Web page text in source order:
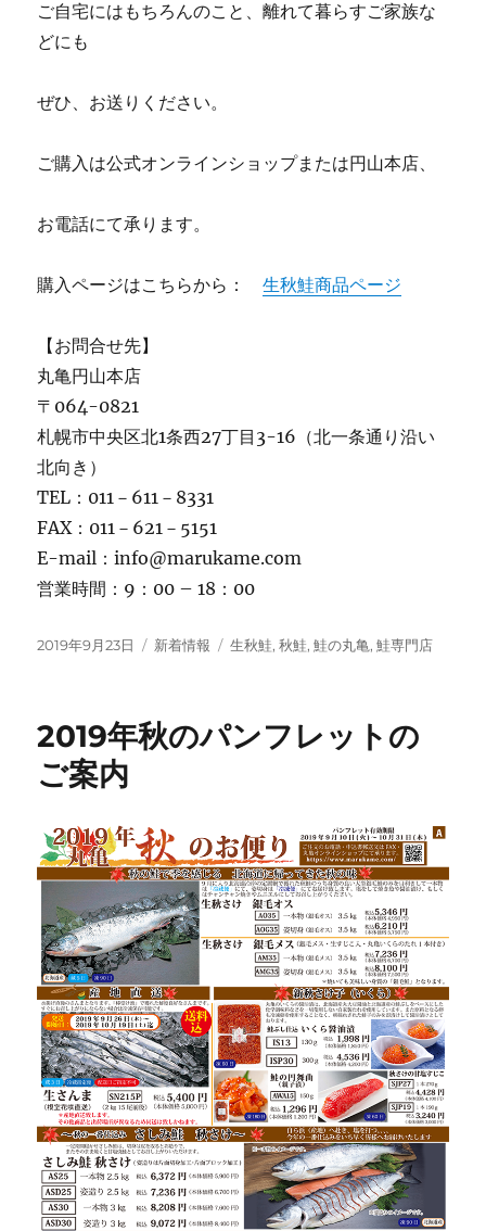
ご自宅にはもちろんのこと、離れて暮らすご家族な
どにも
ぜひ、お送りください。
ご購入は公式オンラインショップまたは円山本店、
お電話にて承ります。
購入ページはこちらから：生秋鮭商品ページ
【お問合せ先】
丸亀円山本店
〒064-0821
札幌市中央区北1条西27丁目3-16（北一条通り沿い
北向き）
TEL：011－611－8331
FAX：011－621－5151
E-mail：info@marukame.com
営業時間：9：00 – 18：00
投
2019年9月23日
カ
ー
新着情報
タ
生秋鮭,秋鮭,鮭の丸亀,鮭専門店
2019年秋のパンフレットの
ご案内